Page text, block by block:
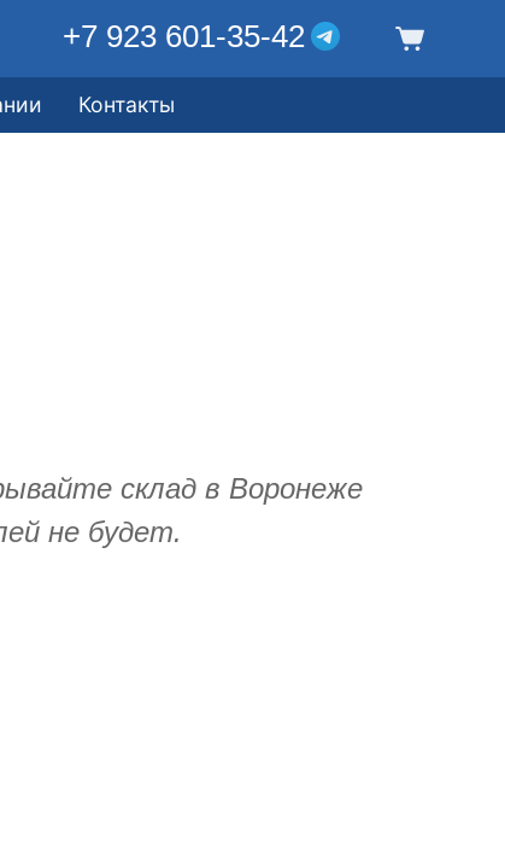
+7 923 601-35-42
Контакты
склад в Воронеже
не будет.